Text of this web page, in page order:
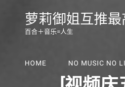
萝莉御姐互推最
百合＋音乐=人生
HOME NO MUSIC NO